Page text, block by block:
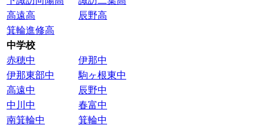
高遠高
辰野高
箕輪進修高
中学校
赤穂中
伊那中
伊那東部中
駒ヶ根東中
高遠中
辰野中
中川中
春富中
南箕輪中
箕輪中